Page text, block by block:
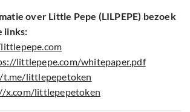
over Little Pepe (LILPEPE) bezoek
links:
littlepepe.com/whitepaper.pdf
littlepepetoken
x.com/littlepepetoken